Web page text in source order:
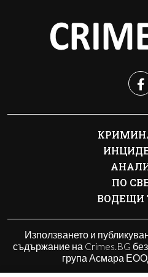
ПО
ВОДЕЩИ
Използването и
съдържание на Crimes.BG
група Асмара